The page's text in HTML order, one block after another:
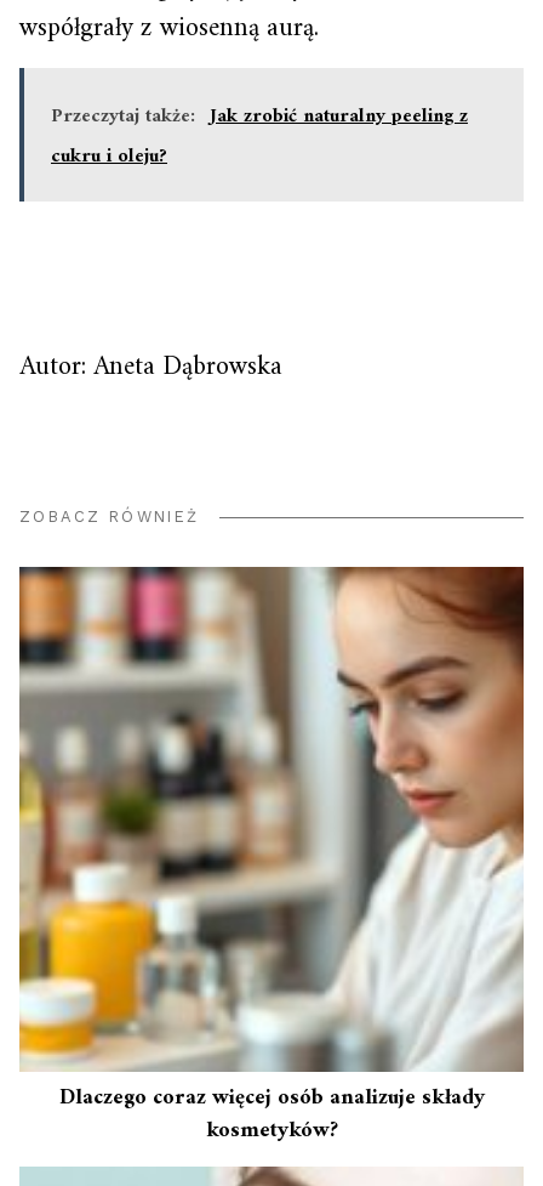
współgrały z wiosenną aurą.
Przeczytaj także: Jak zrobić naturalny peeling z
cukru i oleju?
Autor: Aneta Dąbrowska
ZOBACZ RÓWNIEŻ
Dlaczego coraz więcej osób analizuje składy
kosmetyków?